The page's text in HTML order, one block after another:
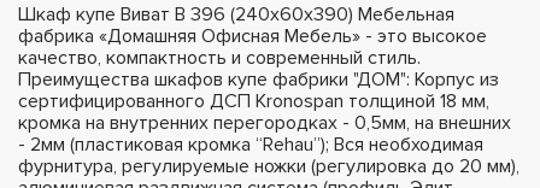
Шкаф купе Виват В 396 (240х60х390) Мебельная
фабрика «Домашняя Офисная Мебель» - это высокое
качество, компактность и современный стиль.
Преимущества шкафов купе фабрики "ДОМ": Корпус из
сертифицированного ДСП Kronospan толщиной 18 мм,
кромка на внутренних перегородках - 0,5мм, на внешних
- 2мм (пластиковая кромка “Rehau”); Вся необходимая
фурнитура, регулируемые ножки (регулировка до 20 мм),